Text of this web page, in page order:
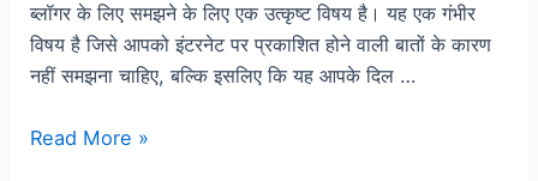
ब्लॉगर के लिए समझने के लिए एक उत्कृष्ट विषय है। यह एक गंभीर
विषय है जिसे आपको इंटरनेट पर प्रकाशित होने वाली बातों के कारण
नहीं समझना चाहिए, बल्कि इसलिए कि यह आपके दिल …
Read More »